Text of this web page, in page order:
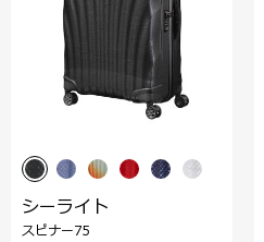
シーライト
スピナー75